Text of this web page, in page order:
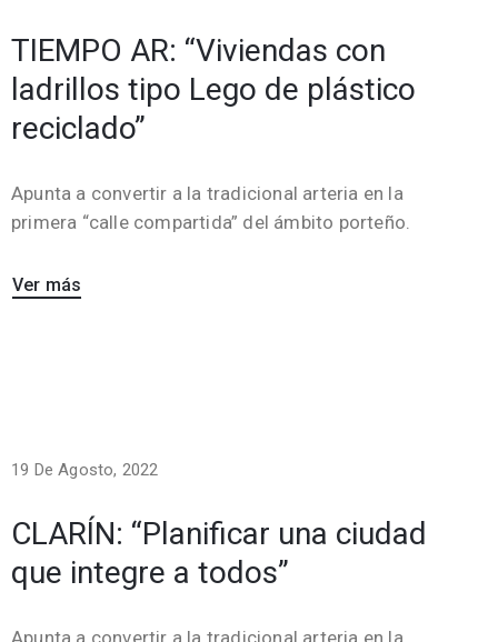
TIEMPO AR: “Viviendas con
ladrillos tipo Lego de plástico
reciclado”
Apunta a convertir a la tradicional arteria en la
primera “calle compartida” del ámbito porteño.
Ver más
19 De Agosto, 2022
CLARÍN: “Planificar una ciudad
que integre a todos”
Apunta a convertir a la tradicional arteria en la